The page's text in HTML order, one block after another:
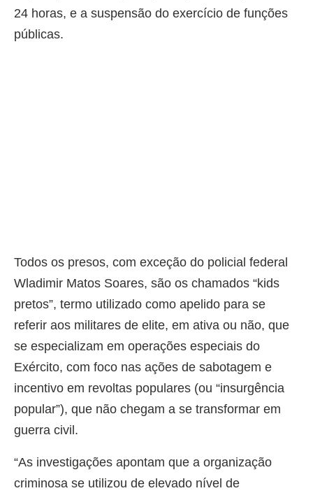
24 horas, e a suspensão do exercício de funções
públicas.
Todos os presos, com exceção do policial federal
Wladimir Matos Soares, são os chamados “kids
pretos”, termo utilizado como apelido para se
referir aos militares de elite, em ativa ou não, que
se especializam em operações especiais do
Exército, com foco nas ações de sabotagem e
incentivo em revoltas populares (ou “insurgência
popular”), que não chegam a se transformar em
guerra civil.
“As investigações apontam que a organização
criminosa se utilizou de elevado nível de